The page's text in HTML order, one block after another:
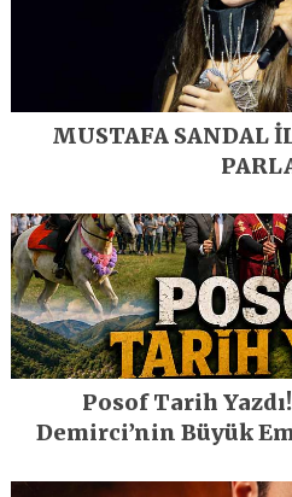
MUSTAFA SANDAL
Posof Tarih
Demirci’nin Büyük